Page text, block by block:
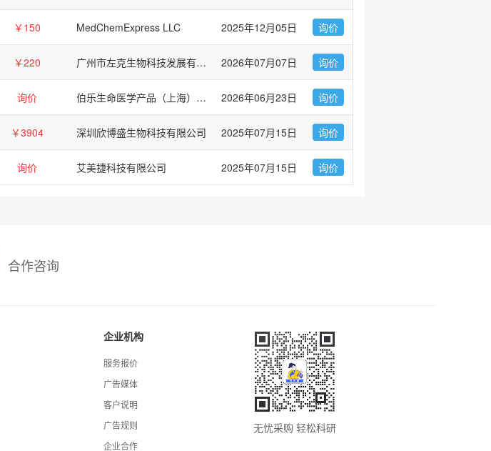
￥150 MedChemExpress LLC 2025年12月05日 询价
￥220 广州市左克生物科技发展有限公司 2026年07月07日 询价
询价 伯乐生命医学产品（上海）有限公司 Bio-Rad Laboratories 2026年06月23日 询价
￥3904 深圳欣博盛生物科技有限公司 2025年07月15日 询价
询价 艾美捷科技有限公司 2025年07月15日 询价
合作咨询
企业机构
服务报价
广告媒体
客户说明
广告规则
企业合作
无忧采购 轻松科研